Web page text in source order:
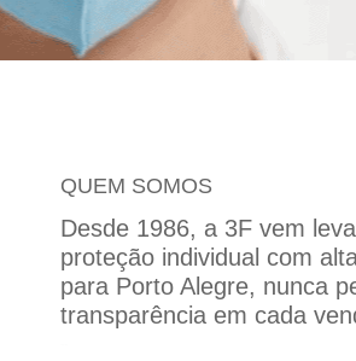
QUEM SOMOS
Desde 1986, a 3F vem
proteção individual com
para Porto Alegre, nunca
transparência em cada